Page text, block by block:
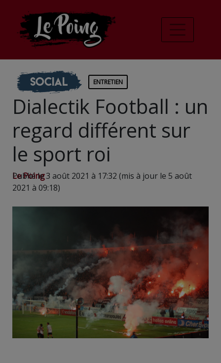
Social ENTRETIEN
Dialectik Football : un
regard différent sur
le sport roi
Le Poing
Publié le 3 août 2021 à 17:32 (mis à jour le 5 août
2021 à 09:18)